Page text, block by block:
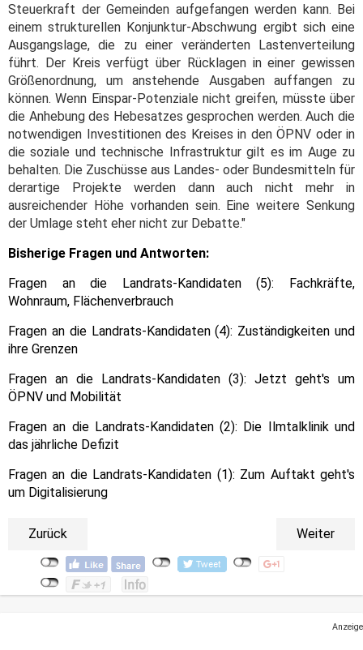
Steuerkraft der Gemeinden aufgefangen werden kann. Bei
einem strukturellen Konjunktur-Abschwung ergibt sich eine
Ausgangslage, die zu einer veränderten Lastenverteilung
führt. Der Kreis verfügt über Rücklagen in einer gewissen
Größenordnung, um anstehende Ausgaben auffangen zu
können. Wenn Einspar-Potenziale nicht greifen, müsste über
die Anhebung des Hebesatzes gesprochen werden. Auch die
notwendigen Investitionen des Kreises in den ÖPNV oder in
die soziale und technische Infrastruktur gilt es im Auge zu
behalten. Die Zuschüsse aus Landes- oder Bundesmitteln für
derartige Projekte werden dann auch nicht mehr in
ausreichender Höhe vorhanden sein. Eine weitere Senkung
der Umlage steht eher nicht zur Debatte."
Bisherige Fragen und Antworten:
Fragen an die Landrats-Kandidaten (5): Fachkräfte,
Wohnraum, Flächenverbrauch
Fragen an die Landrats-Kandidaten (4): Zuständigkeiten und
ihre Grenzen
Fragen an die Landrats-Kandidaten (3): Jetzt geht's um
ÖPNV und Mobilität
Fragen an die Landrats-Kandidaten (2): Die Ilmtalklinik und
das jährliche Defizit
Fragen an die Landrats-Kandidaten (1): Zum Auftakt geht's
um Digitalisierung
Zurück Weiter
Anzeige